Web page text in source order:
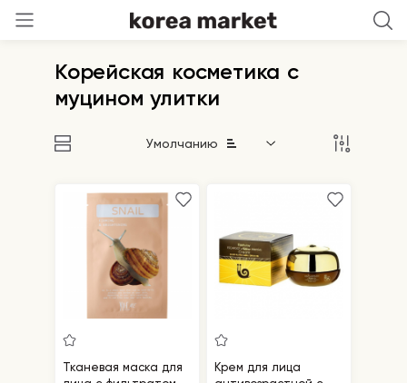
Корейская косметика с
муцином улитки
Умолчанию
Тканевая маска для
Крем для лица